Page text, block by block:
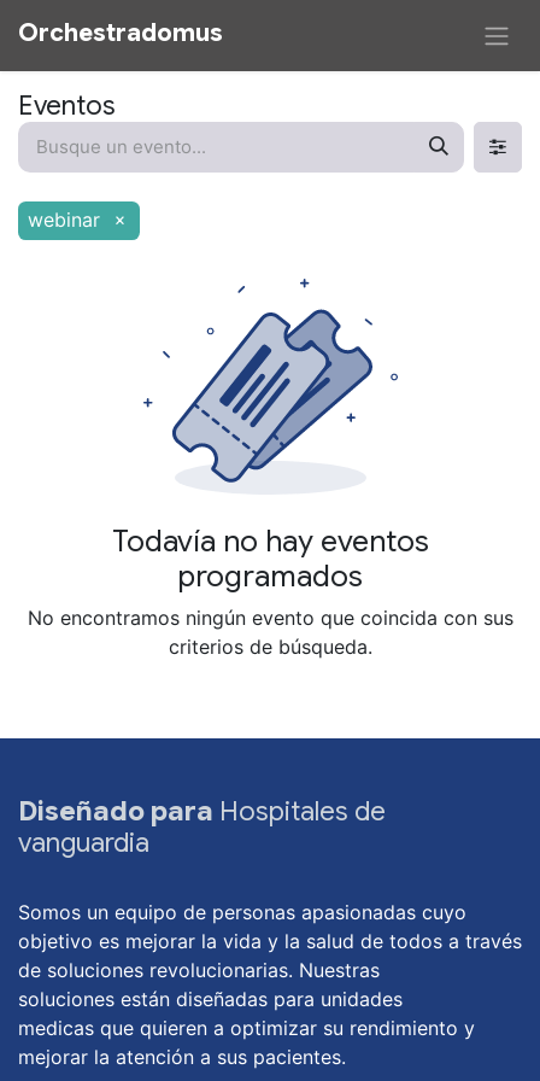
Orchestradomus​
Eventos
webinar ×
Todavía no hay eventos
programados
No encontramos ningún evento que coincida con sus
criterios de búsqueda.
Diseñado para Hospitales de
vanguardia
Somos un equipo de personas apasionadas cuyo
objetivo es mejorar la vida y la salud de todos a través
de soluciones revolucionarias. Nuestras
soluciones están diseñadas para unidades
medicas que quieren a optimizar su rendimiento y
mejorar la atención a sus pacientes.